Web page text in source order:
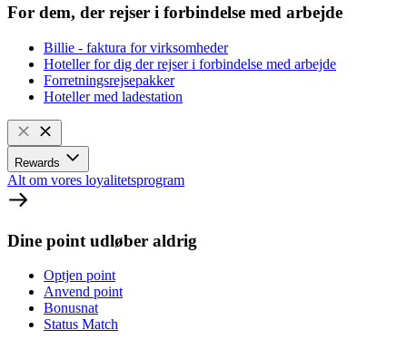
For dem, der rejser i forbindelse med arbejde
Billie - faktura for virksomheder
Hoteller for dig der rejser i forbindelse med arbejde
Forretningsrejsepakker
Hoteller med ladestation
Rewards
Alt om vores loyalitetsprogram
Dine point udløber aldrig
Optjen point
Anvend point
Bonusnat
Status Match